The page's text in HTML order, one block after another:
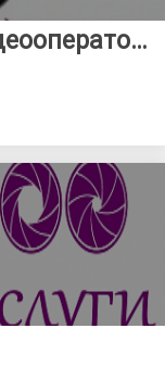
Фотограф и видеооператор Мария Юдашкина